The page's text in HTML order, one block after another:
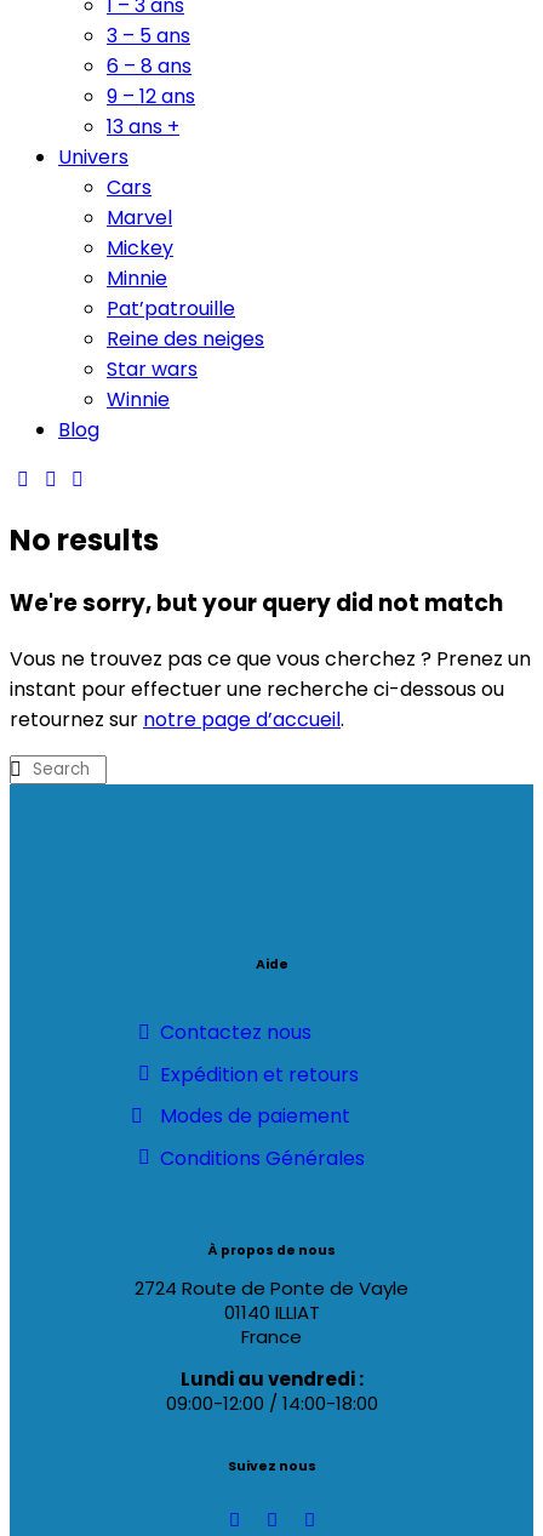
1 – 3 ans
3 – 5 ans
6 – 8 ans
9 – 12 ans
13 ans +
Univers
Cars
Marvel
Mickey
Minnie
Pat’patrouille
Reine des neiges
Star wars
Winnie
Blog
No results
We're sorry, but your query did not match
Vous ne trouvez pas ce que vous cherchez ? Prenez un
instant pour effectuer une recherche ci-dessous ou
retournez sur notre page d’accueil.
Aide
Contactez nous
Expédition et retours
Modes de paiement
Conditions Générales
À propos de nous
2724 Route de Ponte de Vayle
01140 ILLIAT
France
Lundi au vendredi :
09:00-12:00 / 14:00-18:00
Suivez nous